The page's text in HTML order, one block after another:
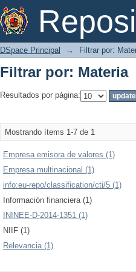
Filtrar por: Materia
DSpace Principal → Filtrar por:
Filtrar por: Materia
Resultados por página:
Mostrando ítems 1-7 de 1
Empresa emisora de valores (1)
Empresa multinacional (1)
info:eu-repo/classification/cti/5 (1)
Información financiera (1)
ININEE-D-2014-1351 (1)
NIIF (1)
Relevancia (1)